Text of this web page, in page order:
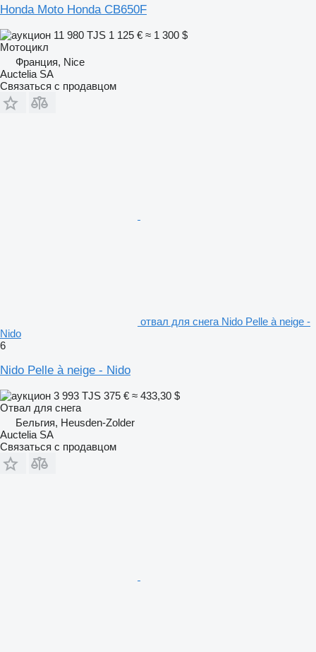
Honda Moto Honda CB650F
11 980 TJS 1 125 € ≈ 1 300 $
Мотоцикл
Франция, Nice
Auctelia SA
Связаться с продавцом
отвал для снега Nido Pelle à neige -
Nido
6
Nido Pelle à neige - Nido
3 993 TJS 375 € ≈ 433,30 $
Отвал для снега
Бельгия, Heusden-Zolder
Auctelia SA
Связаться с продавцом